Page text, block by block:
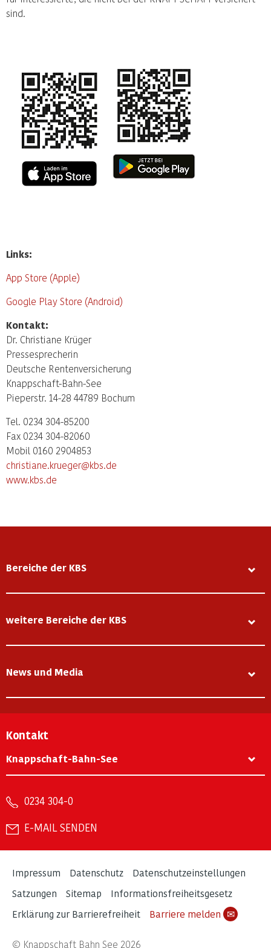
sind.
Links:
App Store (Apple)
Google Play Store (Android)
Kontakt:
Dr. Christiane Krüger
Pressesprecherin
Deutsche Rentenversicherung
Knappschaft-Bahn-See
Pieperstr. 14-28 44789 Bochum
Tel. 0234 304-85200
Fax 0234 304-82060
Mobil 0160 2904853
christiane.krueger@kbs.de
www.kbs.de
Bereiche der KBS
weitere Bereiche der KBS
News und Media
Kontakt
Knappschaft-Bahn-See
0234 304-0
E-MAIL SENDEN
Impressum Datenschutz
Datenschutzeinstellungen
Satzungen
Sitemap
Informationsfreiheitsgesetz
Erklärung zur Barrierefreiheit
Barriere melden ✉
© Knappschaft Bahn See 2026